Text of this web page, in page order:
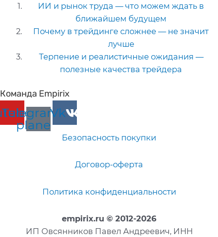
ИИ и рынок труда — что можем ждать в
ближайшем будущем
Почему в трейдинге сложнее — не значит
лучше
Терпение и реалистичные ожидания —
полезные качества трейдера
Команда Empirix
Telegram-
plane
Vk
Безопасность покупки
Договор-оферта
Политика конфиденциальности
empirix.ru © 2012-2026
ИП Овсянников Павел Андреевич, ИНН